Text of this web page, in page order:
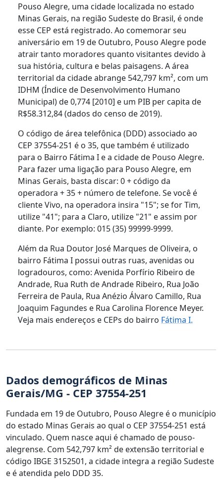
Pouso Alegre, uma cidade localizada no estado
Minas Gerais, na região Sudeste do Brasil, é onde
esse CEP está registrado. Ao comemorar seu
aniversário em 19 de Outubro, Pouso Alegre pode
atrair tanto moradores quanto visitantes devido à
sua história, cultura e belas paisagens. A área
territorial da cidade abrange 542,797 km², com um
IDHM (Índice de Desenvolvimento Humano
Municipal) de 0,774 [2010] e um PIB per capita de
R$58.312,84 (dados do censo de 2019).
O código de área telefônica (DDD) associado ao
CEP 37554-251 é o 35, que também é utilizado
para o Bairro Fátima I e a cidade de Pouso Alegre.
Para fazer uma ligação para Pouso Alegre, em
Minas Gerais, basta discar: 0 + código da
operadora + 35 + número de telefone. Se você é
cliente Vivo, na operadora insira "15"; se for Tim,
utilize "41"; para a Claro, utilize "21" e assim por
diante. Por exemplo: 015 (35) 99999-9999.
Além da Rua Doutor José Marques de Oliveira, o
bairro Fátima I possui outras ruas, avenidas ou
logradouros, como: Avenida Porfírio Ribeiro de
Andrade, Rua Ruth de Andrade Ribeiro, Rua João
Ferreira de Paula, Rua Anézio Álvaro Camillo, Rua
Joaquim Fagundes e Rua Carolina Florence Meyer.
Veja mais endereços e CEPs do bairro Fátima I.
Dados demográficos de Minas
Gerais/MG - CEP 37554-251
Fundada em 19 de Outubro, Pouso Alegre é o município
do estado Minas Gerais ao qual o CEP 37554-251 está
vinculado. Quem nasce aqui é chamado de pouso-
alegrense. Com 542,797 km² de extensão territorial e
código IBGE 3152501, a cidade integra a região Sudeste
e é atendida pelo DDD 35.